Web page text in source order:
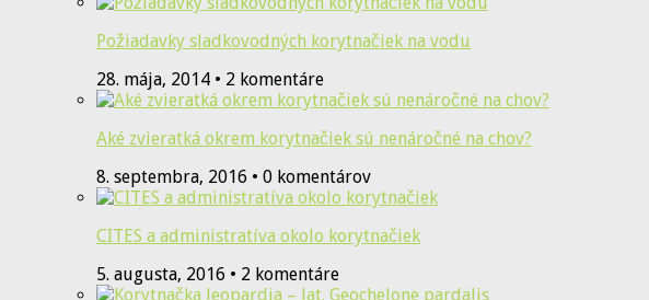
Požiadavky sladkovodných korytnačiek na vodu
28. mája, 2014 • 2 komentáre
Aké zvieratká okrem korytnačiek sú nenáročné na chov?
8. septembra, 2016 • 0 komentárov
CITES a administratíva okolo korytnačiek
5. augusta, 2016 • 2 komentáre